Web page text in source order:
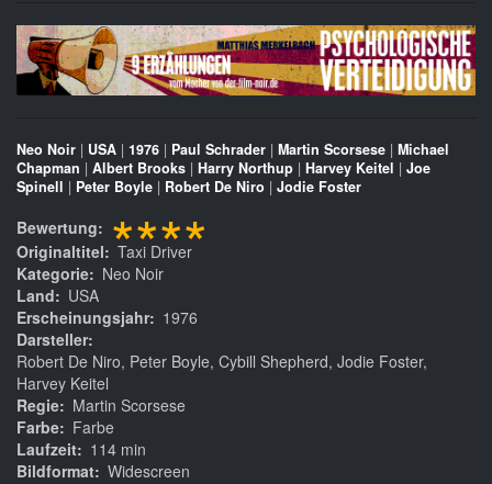
Neo Noir | USA | 1976 | Paul Schrader | Martin Scorsese | Michael
Chapman | Albert Brooks | Harry Northup | Harvey Keitel | Joe
Spinell | Peter Boyle | Robert De Niro | Jodie Foster
Bewertung ****
Originaltitel
Taxi Driver
Kategorie
Neo Noir
Land
USA
Erscheinungsjahr
1976
Darsteller
Robert De Niro, Peter Boyle, Cybill Shepherd, Jodie Foster,
Harvey Keitel
Regie
Martin Scorsese
Farbe
Farbe
Laufzeit
114 min
Bildformat Widescreen